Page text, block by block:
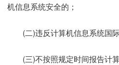
机信息系统安全的；
(二)违反计算机信息系统国
(三)不按照规定时间报告计